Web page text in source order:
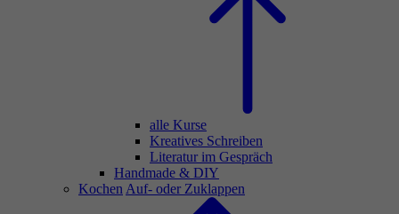
alle Kurse
Kreatives Schreiben
Literatur im Gespräch
Handmade & DIY
Kochen Auf- oder Zuklappen